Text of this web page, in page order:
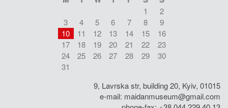
1
2
3
4 5 6 7 8
9
10
11 12 13 14 15
16
17
18 19 20 21 22
23
24
25 26 27 28 29
30
31
9, Lavrska str, building 20, Kyiv, 01015
e-mail: maidanmuseum@gmail.com